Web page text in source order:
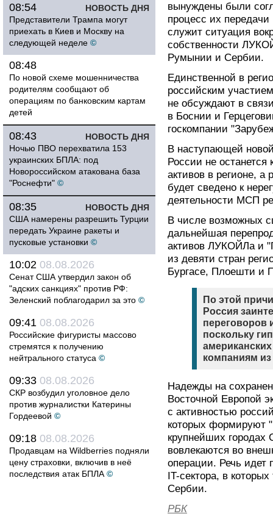
НОВОСТЬ ДНЯ
08:54
Представители Трампа могут
приехать в Киев и Москву на
следующей неделе ©
08:48
По новой схеме мошенничества
родителям сообщают об
операциям по банковским картам
детей
НОВОСТЬ ДНЯ
08:43
Ночью ПВО перехватила 153
украинских БПЛА: под
Новороссийском атакована база
"Роснефти" ©
НОВОСТЬ ДНЯ
08:35
США намерены разрешить Турции
передать Украине ракеты и
пусковые установки ©
10:02 08.08.2026
Сенат США утвердил закон об
"адских санкциях" против РФ:
Зеленский поблагодарил за это ©
09:41 08.08.2026
Российские фигуристы массово
стремятся к получению
нейтрального статуса ©
09:33 08.08.2026
СКР возбудил уголовное дело
против журналистки Катерины
Гордеевой ©
09:18 08.08.2026
Продавцам на Wildberries подняли
цену страховки, включив в неё
последствия атак БПЛА ©
вынуждены были
процесс их
служит ситуация
собственности
Румынии и Сербии.
Единственной в
российским
не обсуждают в
в Боснии и
госкомпании
В наступающей
России не останется
активов в регионе, а
будет сведено к
деятельности МСП
В числе возможных
дальнейшая
активов ЛУКОЙЛа и
из девяти стран
Бургасе, Плоешти и
По этой
Россия
переговоров
поскольку
компаниям
Надежды на
Восточной Европой
с активностью
которых формируют
крупнейших городах
вовлекаются во
операции. Речь идет
IT-сектора, в
Сербии.
РБК